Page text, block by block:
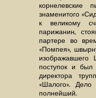
корнелевские
знаменитого
к великому
парижанин,
партере во
«Помпея»,
изображавшего
поступок и был
директора
«Шалого».
полнейший.